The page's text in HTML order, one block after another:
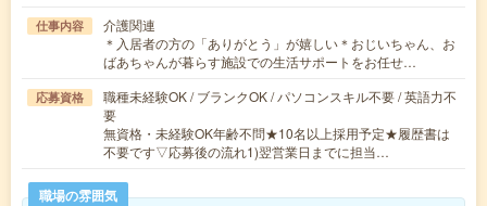
仕事内容
介護関連
＊入居者の方の「ありがとう」が嬉しい＊おじいちゃん、お
ばあちゃんが暮らす施設での生活サポートをお任せ…
応募資格
職種未経験OK / ブランクOK / パソコンスキル不要 / 英語力不
要
無資格・未経験OK年齢不問★10名以上採用予定★履歴書は
不要です▽応募後の流れ1)翌営業日までに担当…
職場の雰囲気